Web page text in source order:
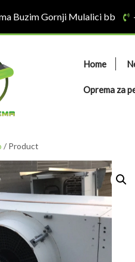
Buzim Gornji Mulalici bb
Home
Oprema za
/ Product